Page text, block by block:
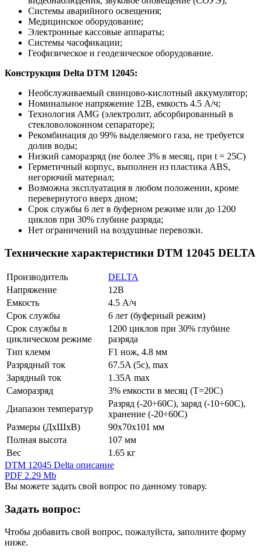
Системы аварийного освещения;
Медицинское оборудование;
Электронные кассовые аппараты;
Системы часофикации;
Геофизическое и геодезическое оборудование.
Конструкция Delta DTM 12045:
Необслуживаемый свинцово-кислотный аккумулятор;
Номинальное напряжение 12В, емкость 4.5 А/ч;
Технология AMG (электролит, абсорбированный в
стекловолоконном сепараторе);
Рекомбинация до 99% выделяемого газа, не требуется
долив воды;
Низкий саморазряд (не более 3% в месяц, при t = 25C)
Герметичный корпус, выполнен из пластика ABS,
негорючий материал;
Возможна эксплуатация в любом положении, кроме
перевернутого вверх дном;
Срок службы 6 лет в буферном режиме или до 1200
циклов при 30% глубине разряда;
Нет ограничений на воздушные перевозки.
Технические характеристики DTM 12045 DELTA
Производитель
DELTA
Напряжение
12В
Емкость
4.5 А/ч
Срок службы
6 лет (буферный режим)
Срок службы в
циклическом режиме
1200 циклов при 30% глубине
разряда
Тип клемм
F1 нож, 4.8 мм
Разрядный ток
67.5A (5c), max
Зарядный ток
1.35А max
Саморазряд
3% емкости в месяц (T=20С)
Диапазон температур
Разряд (-20÷60C), заряд (-10÷60C),
хранение (-20÷60C)
Размеры (ДхШхВ)
90х70х101 мм
Полная высота
107 мм
Вес
1.65 кг
DTM 12045 Delta описание
PDF 2.29 Mb
Вы можете задать свой вопрос по данному товару.
Задать вопрос:
Чтобы добавить свой вопрос, пожалуйста, заполните форму
ниже.